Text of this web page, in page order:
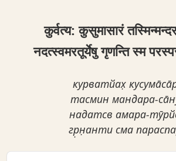
कुर्वत्य: कुसुमासारं
नदत्स्वमरतूर्येषु गृणन्ति स्म
курватйах̣
тасмин мандара-
надатсв амара-
гр̣н̣анти сма